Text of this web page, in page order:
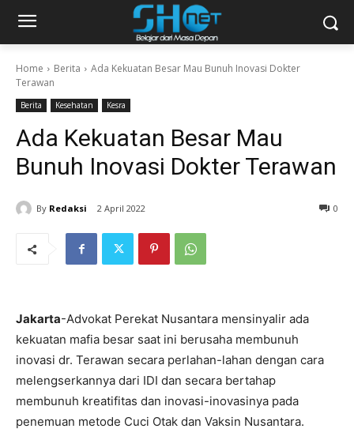
Home Berita
Ada Kekuatan Besar Mau Bunuh Inovasi Dokter
Terawan
Berita Kesehatan Kesra
Ada Kekuatan Besar Mau
Bunuh Inovasi Dokter Terawan
By Redaksi 2 April 2022 0
Jakarta-Advokat Perekat Nusantara mensinyalir ada
kekuatan mafia besar saat ini berusaha membunuh
inovasi dr. Terawan secara perlahan-lahan dengan cara
melengserkannya dari IDI dan secara bertahap
membunuh kreatifitas dan inovasi-inovasinya pada
penemuan metode Cuci Otak dan Vaksin Nusantara.